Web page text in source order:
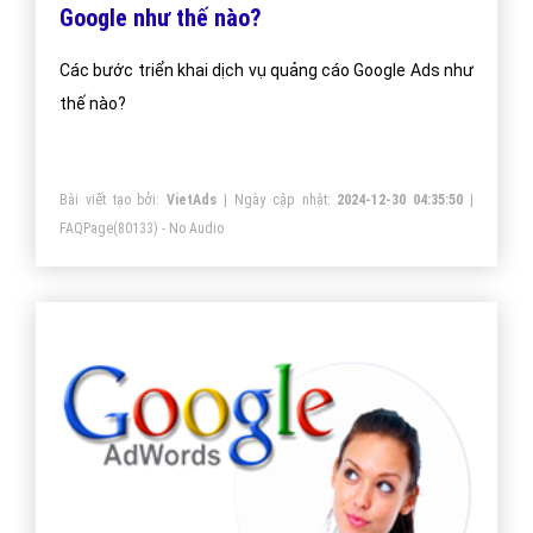
Google như thế nào?
Các bước triển khai dịch vụ quảng cáo Google Ads như
thế nào?
Bài viết tạo bởi:VietAds | Ngày cập nhật: 2024-12-30 04:35:50
FAQPage(80133) - No Audio